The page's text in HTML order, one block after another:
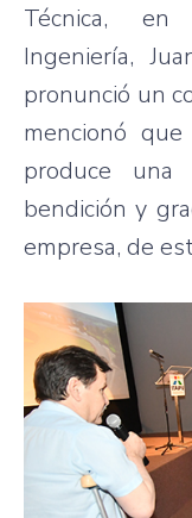
Técnica,
Ingeniería,
pronunció un
mencionó
produce una
bendición y
empresa, de